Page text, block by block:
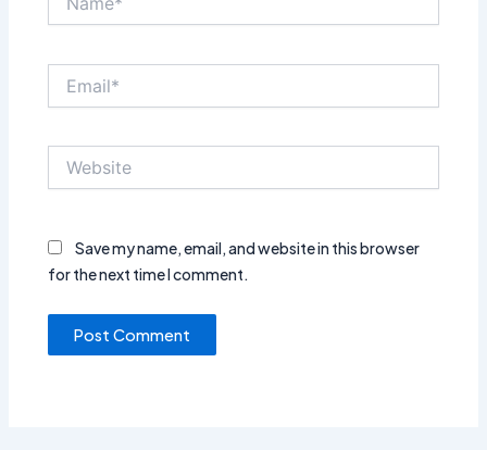
Save my name, email, and website in this browser
for the next time I comment.